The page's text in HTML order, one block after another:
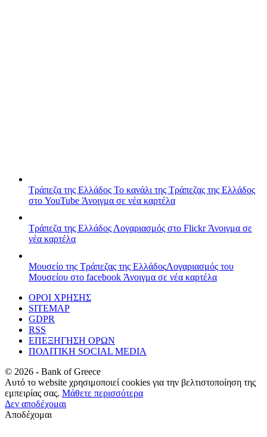
Τράπεζα της Ελλάδος Το κανάλι της Τράπεζας της Ελλάδος
στο YouTube Άνοιγμα σε νέα καρτέλα
Τράπεζα της Ελλάδος Λογαριασμός στο FlickrΆνοιγμα σε
νέα καρτέλα
Μουσείο της Τράπεζας της ΕλλάδοςΛογαριασμός του
Μουσείου στο facebook Άνοιγμα σε νέα καρτέλα
ΟΡΟΙ ΧΡΗΣΗΣ
SITEMAP
GDPR
RSS
ΕΠΕΞΗΓΗΣΗ ΟΡΩΝ
ΠΟΛΙΤΙΚΗ SOCIAL MEDIA
© 2026 - Bank of Greece
Αυτό το website χρησιμοποιεί cookies για την βελτιστοποίηση της
εμπειρίας σας. Μάθετε περισσότερα
Δεν αποδέχομαι
Αποδέχομαι